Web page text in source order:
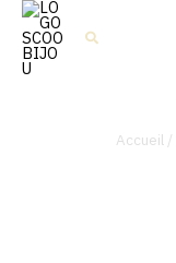
Aller
contenu
Rechercher
Accueil /